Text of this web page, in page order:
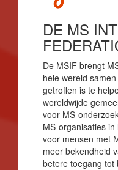
DE MS
De MSIF brengt
hele wereld
getroffen is te
wereldwijde
voor MS-
MS-organisaties
voor mensen met
meer bekendheid
betere toegang tot